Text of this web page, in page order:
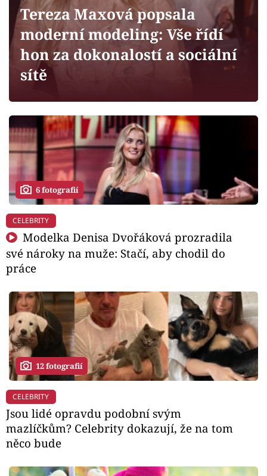
Sledujte prima+
Filmový festival Karlovy Vary
Mámy sobě
Přihlášení
Sledujte nás
Tereza Maxová popsala
moderní modeling: Vše řídí
hon za dokonalostí a sociální
sítě
6 fotografií
CELEBRITY
Modelka Denisa Dvořáková prozradila
své nároky na muže: Stačí, aby chodil do
práce
12 fotografií
CELEBRITY
Jsou lidé opravdu podobní svým
mazlíčkům? Celebrity dokazují, že na tom
něco bude